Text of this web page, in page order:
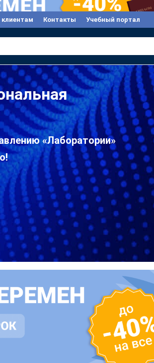
клиентам Контакты Учебный портал
«Лаборатории»